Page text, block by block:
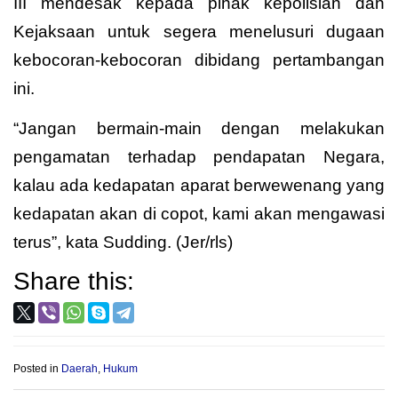
Kejaksaan untuk segera menelusuri dugaan
kebocoran-kebocoran dibidang pertambangan
ini.
“Jangan bermain-main dengan melakukan
pengamatan terhadap pendapatan Negara,
kalau ada kedapatan aparat berwewenang yang
kedapatan akan di copot, kami akan mengawasi
terus”, kata Sudding. (Jer/rls)
Share this:
Posted in Daerah, Hukum